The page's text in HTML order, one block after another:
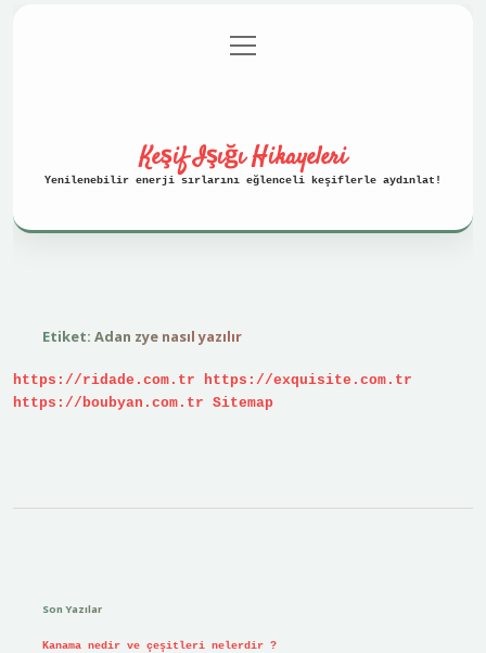
Gizlilik Politikası
menüyü
aç
Keşif Işığı Hikayeleri
Yenilenebilir enerji sırlarını eğlenceli keşiflerle aydınlat!
Etiket: Adan zye nasıl yazılır
https://ridade.com.tr
https://exquisite.com.tr
https://boubyan.com.tr Sitemap
Son Yazılar
Kanama nedir ve çeşitleri nelerdir ?